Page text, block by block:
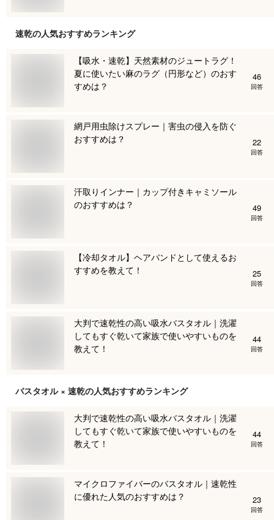
速乾の人気おすすめランキング
【吸水・速乾】天然素材のジュートラグ！
夏に使いたい麻のラグ（円形など）のおす
すめは？
46
回答
網戸用虫除けスプレー｜害虫の侵入を防ぐ
おすすめは？
22
回答
汗取りインナー｜カップ付きキャミソール
のおすすめは？
49
回答
【冷却タオル】ヘアバンドとして使えるお
すすめを教えて！
25
回答
大判で速乾性の高い吸水バスタオル｜洗濯
してもすぐ乾いて家族で使いやすいものを
教えて！
44
回答
バスタオル × 速乾の人気おすすめランキング
大判で速乾性の高い吸水バスタオル｜洗濯
してもすぐ乾いて家族で使いやすいものを
教えて！
44
回答
マイクロファイバーのバスタオル｜速乾性
に優れた人気のおすすめは？
23
回答